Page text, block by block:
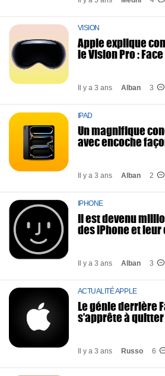
VISION
Apple explique
le Vision Pro :
Il y a 3 ans Alban 3
IPAD
Un magnifique
avec encoche
Il y a 3 ans Alban 2
IPHONE
Il est devenu
des iPhone et
Il y a 3 ans Alban 3
ACTUALITÉ APPLE
Le génie derrière
s’apprête à
Il y a 3 ans Russo 6